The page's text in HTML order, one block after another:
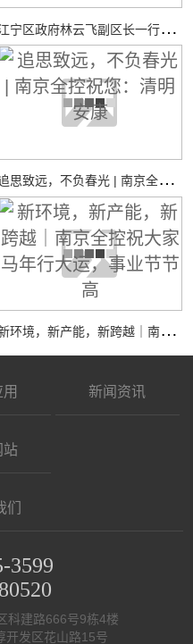
江
宁区政府林云飞副区长一行调研全控仿真平台新工厂项目建设工作
追
思致远，不负春光 | 南京全控祝您：清明安康
新
环境，新产能，新跨越｜南京全控祝大家马年行大运，事业节节高
新闻资讯
站
3599
科建路666号9栋4楼
开发区花山路15号